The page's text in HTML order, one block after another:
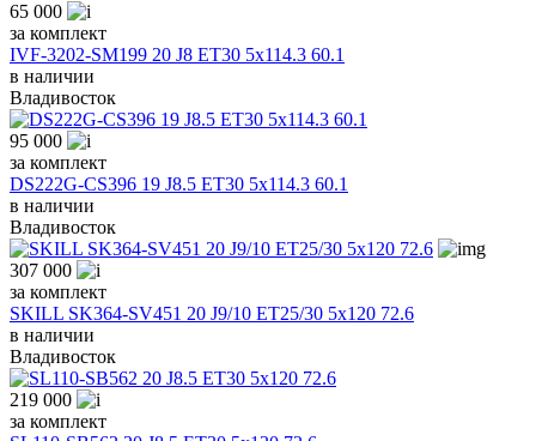
65 000
за комплект
IVF-3202-SM199 20 J8 ET30 5x114.3 60.1
в наличии
Владивосток
95 000
за комплект
DS222G-CS396 19 J8.5 ET30 5x114.3 60.1
в наличии
Владивосток
307 000
за комплект
SKILL SK364-SV451 20 J9/10 ET25/30 5x120 72.6
в наличии
Владивосток
219 000
за комплект